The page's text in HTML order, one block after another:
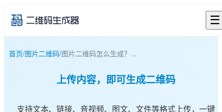
☰
首页/图片二维码/图片二维码怎么生成？...
上传内容，即可生成二维码
支持文本、链接、音视频、图文、文件等格式上传，一键